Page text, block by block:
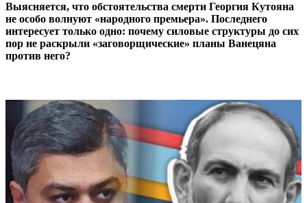
Выясняется, что обстоятельства смерти Георгия Кутояна
не особо волнуют «народного премьера». Последнего
интересует только одно: почему силовые структуры до сих
пор не раскрыли «заговорщические» планы Ванецяна
против него?